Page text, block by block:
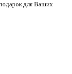
для Ваших